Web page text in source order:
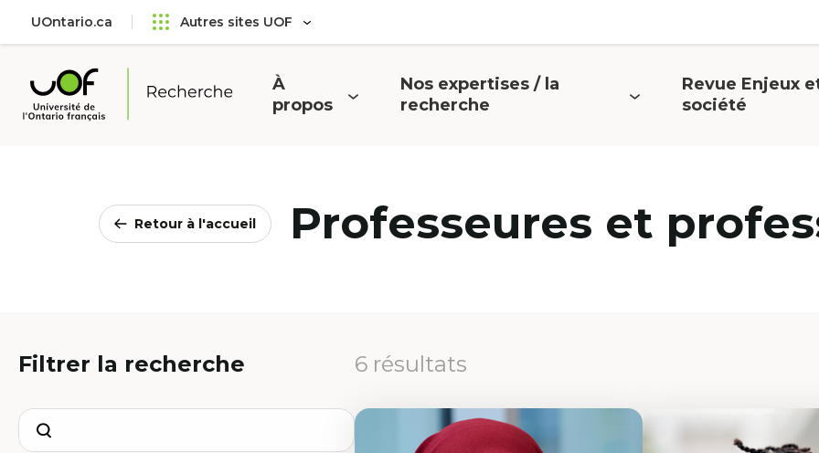
principal
UOntario.ca Autres sites UOF
Université
Ouvrir
À
propos
Ouvrir
Nos expertises / la
recherche
Ouvrir
Revue Enjeux
société
Retour à l'accueil Professeures et
Filtrer la recherche
Search
6 résultats